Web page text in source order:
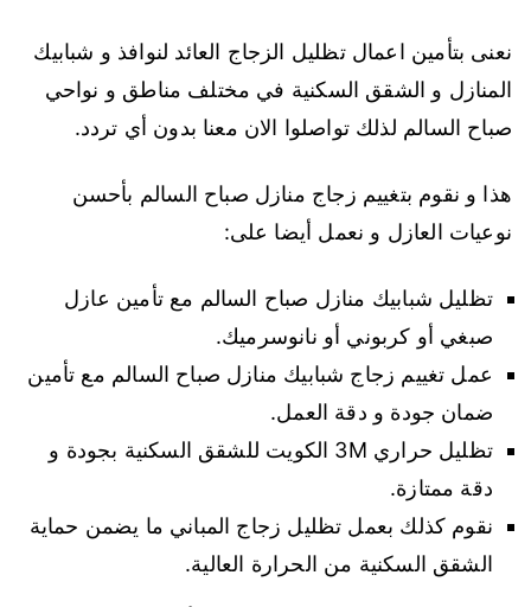
نعنى بتأمين اعمال تظليل الزجاج العائد لنوافذ و شبابيك
المنازل و الشقق السكنية في مختلف مناطق و نواحي
صباح السالم لذلك تواصلوا الان معنا بدون أي تردد.
هذا و نقوم بتغييم زجاج منازل صباح السالم بأحسن
نوعيات العازل و نعمل أيضا على:
تظليل شبابيك منازل صباح السالم مع تأمين عازل
صبغي أو كربوني أو نانوسرميك.
عمل تغييم زجاج شبابيك منازل صباح السالم مع تأمين
ضمان جودة و دقة العمل.
تظليل حراري 3M الكويت للشقق السكنية بجودة و
دقة ممتازة.
نقوم كذلك بعمل تظليل زجاج المباني ما يضمن حماية
الشقق السكنية من الحرارة العالية.